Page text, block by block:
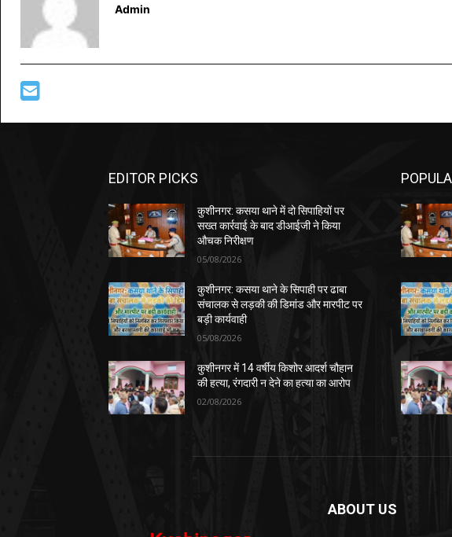
Admin
EDITOR PICKS
कुशीनगर: कसया थाने में दो सिपाहियों पर
सख्त कार्रवाई के बाद डीआईजी ने किया
औचक निरीक्षण
05/08/2026
कुशीनगर: कसया थाने के सिपाही पर ढाबा
संचालक से लड़की की डिमांड और मारपीट पर
बड़ी कार्यवाही
05/08/2026
कुशीनगर में 14 वर्षीय किशोर आदर्श चौहान
की हत्या, रंगदारी न देने का हत्या का आरोप
02/08/2026
ABOUT US